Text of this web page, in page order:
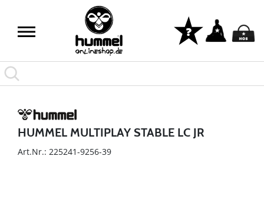
HUMMEL MULTIPLAY STABLE LC JR
Art.Nr.: 225241-9256-39